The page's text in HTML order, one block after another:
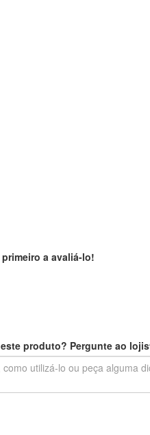
a avaliá-lo!
produto? Pergunte ao